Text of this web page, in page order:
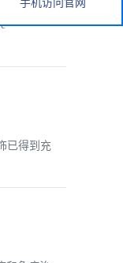
已得到充
手机访问官网